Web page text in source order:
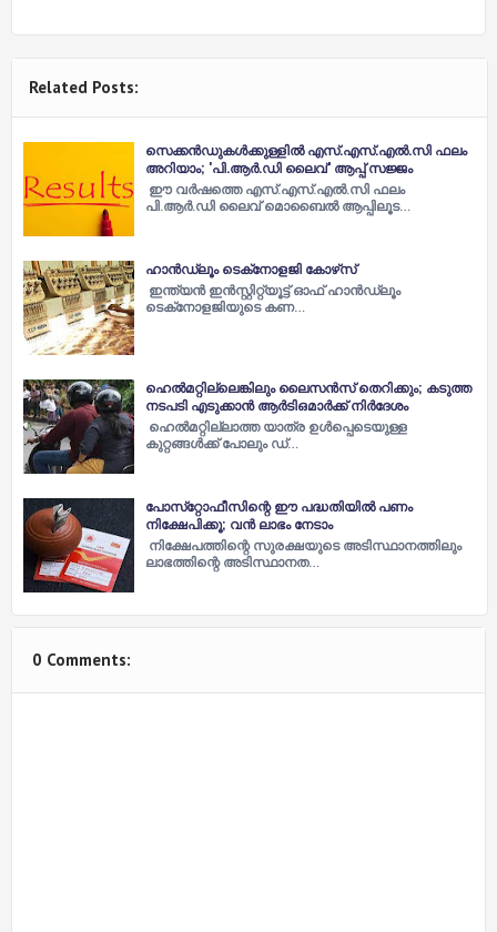
Related Posts:
സെക്കന്‍ഡുകള്‍ക്കുള്ളില്‍ എസ്.എസ്.എല്‍.സി ഫലം
അറിയാം; 'പി.ആര്‍.ഡി ലൈവ്' ആപ്പ് സജ്ജം
ഈ വര്‍ഷത്തെ എസ്.എസ്.എല്‍.സി ഫലം
പി.ആര്‍.ഡി ലൈവ് മൊബൈല്‍ ആപ്പിലൂട…
ഹാന്‍ഡ്‌ലൂം ടെക്‌നോളജി കോഴ്‌സ്
ഇന്ത്യന്‍ ഇന്‍സ്റ്റിറ്റ്യൂട്ട് ഓഫ് ഹാന്‍ഡ്‌ലൂം
ടെക്‌നോളജിയുടെ കണ…
ഹെല്‍മറ്റില്ലെങ്കിലും ലൈസന്‍സ് തെറിക്കും; കടുത്ത
നടപടി എടുക്കാന്‍ ആര്‍ടിഒമാര്‍ക്ക് നിര്‍ദേശം
ഹെല്‍മറ്റില്ലാത്ത യാത്ര ഉള്‍പ്പെടെയുള്ള
കുറ്റങ്ങള്‍ക്ക് പോലും ഡ്…
പോസ്‌റ്റോഫീസിന്റെ ഈ പദ്ധതിയില്‍ പണം
നിക്ഷേപിക്കൂ; വന്‍ ലാഭം നേടാം
നിക്ഷേപത്തിന്റെ സുരക്ഷയുടെ അടിസ്ഥാനത്തിലും
ലാഭത്തിന്റെ അടിസ്ഥാനത…
0 Comments: